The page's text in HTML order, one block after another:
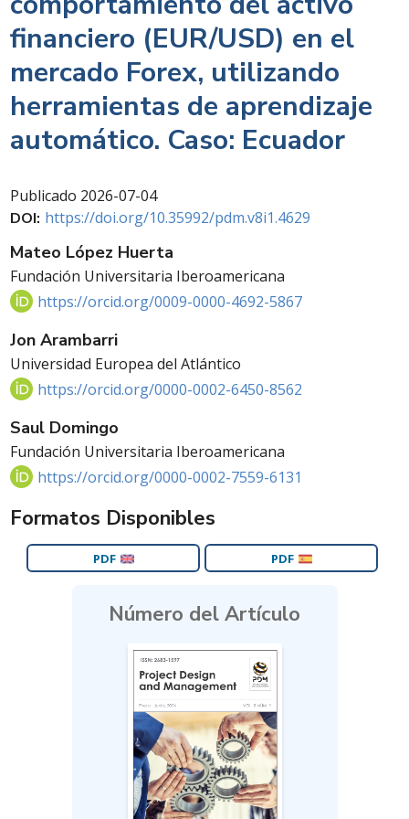
financiero (EUR/USD) en el
mercado Forex, utilizando
herramientas de aprendizaje
automático. Caso: Ecuador
Publicado 2026-07-04
DOI: https://doi.org/10.35992/pdm.v8i1.4629
Mateo López Huerta
Fundación Universitaria Iberoamericana
https://orcid.org/0009-0000-4692-5867
Jon Arambarri
Universidad Europea del Atlántico
https://orcid.org/0000-0002-6450-8562
Saul Domingo
Fundación Universitaria Iberoamericana
https://orcid.org/0000-0002-7559-6131
Formatos Disponibles
PDF PDF
Número del Artículo